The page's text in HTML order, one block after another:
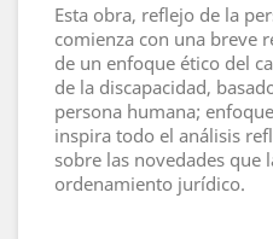
Esta obra, reflejo de la
comienza con una breve
de un enfoque ético del
de la discapacidad,
persona humana;
inspira todo el análisis
sobre las novedades que
ordenamiento jurídico.